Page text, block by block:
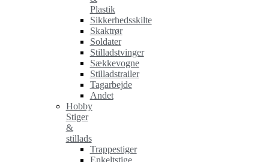
Plastik
Sikkerhedsskilte
Skaktrør
Soldater
Stilladstvinger
Sækkevogne
Stilladstrailer
Tagarbejde
Andet
Hobby
Stiger
&
stillads
Trappestiger
Enkeltstige